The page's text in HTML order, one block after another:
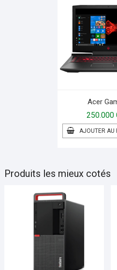
Acer
250.000
AJOUTER AU
Produits les mieux cotés